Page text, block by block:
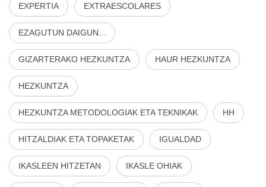
EXPERTIA EXTRAESCOLARES
EZAGUTUN DAIGUN...
GIZARTERAKO HEZKUNTZA HAUR HEZKUNTZA
HEZKUNTZA
HEZKUNTZA METODOLOGIAK ETA TEKNIKAK HH
HITZALDIAK ETA TOPAKETAK IGUALDAD
IKASLEEN HITZETAN IKASLE OHIAK